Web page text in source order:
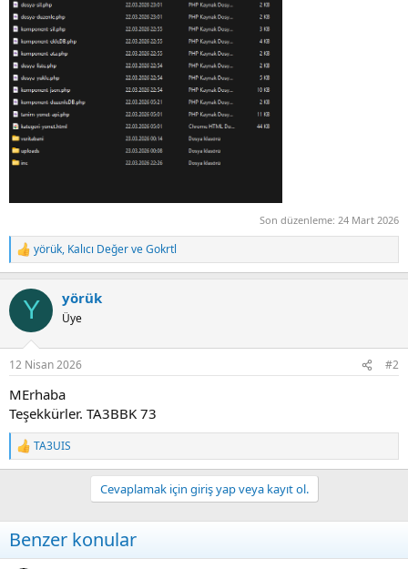
Son düzenleme: 24 Mart 2026
R
e
c
i
s
yörük, Kalıcı DeğerveGokrtl
Y yörük
Üye
12 Nisan 2026 #2
MErhaba
Teşekkürler. TA3BBK 73
R
e
i
o
TA3UIS
Cevaplamak için giriş yap veya kayıt ol.
Benzer konular